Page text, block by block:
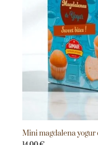
Mini magdalena yogur